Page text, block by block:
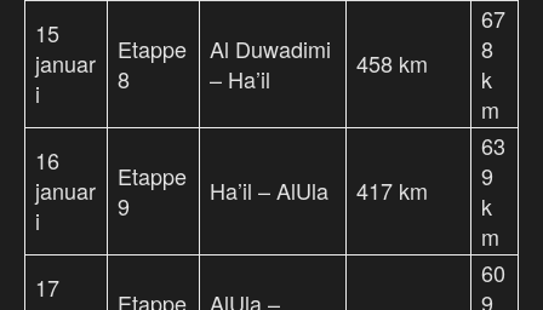
15
januar
i
Etappe
8
Al Duwadimi
– Ha’il
458 km
67
8
k
m
16
januar
i
Etappe
9
Ha’il – AlUla 417 km
63
9
k
m
17
Etappe AlUla –
60
9